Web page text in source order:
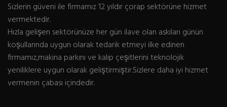
Sizlerin güveni ile firmamız 12 yıldır çorap sektörüne hizmet
vermektedir.
Hızla gelişen sektörünüze her gün ilave olan askıları günün
koşullarında uygun olarak tedarik etmeyi ilke edinen
firmamız,makina parkını ve kalıp çeşitlerini teknolojik
yeniliklere uygun olarak geliştirmiştir.Sizlere daha iyi hizmet
vermenin çabası içindedir.